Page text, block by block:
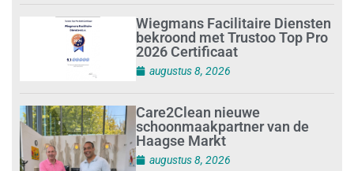
Wiegmans Facilitaire Diensten
bekroond met Trustoo Top Pro
2026 Certificaat
augustus 8, 2026
Care2Clean nieuwe
schoonmaakpartner van de
Haagse Markt
augustus 8, 2026